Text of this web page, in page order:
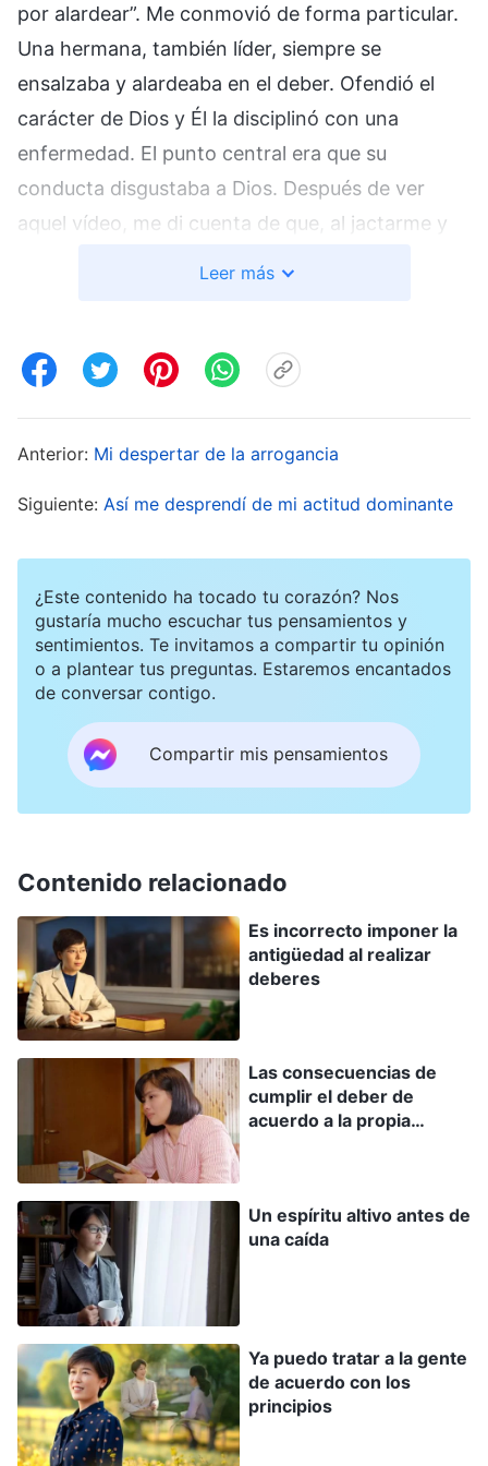
por alardear”. Me conmovió de forma particular.
Una hermana, también líder, siempre se
ensalzaba y alardeaba en el deber. Ofendió el
carácter de Dios y Él la disciplinó con una
enfermedad. El punto central era que su
conducta disgustaba a Dios. Después de ver
aquel vídeo, me di cuenta de que, al jactarme y
de que enaltecerse y alardear podía ser un
Leí entonces este pasaje de las palabras de Dios,
corrupción. Dicen las palabras de Dios: “La
humanidad corrupta es capaz de enaltecerse y
dar testimonio de sí misma, de pavonearse, de
intentar que la tengan en gran estima y la
idolatren. Así reacciona instintivamente la
gente cuando la gobierna su naturaleza
satánica, lo cual es común a toda la humanidad
corrupta. Normalmente, ¿cómo se enaltece y da
este objetivo de hacer que la tengan en gran
estima y la idolatren? Da testimonio de cuánto
trabajo ha realizado, de cuánto ha sufrido, de
cuánto se ha esforzado y el precio que ha
pagado. Emplea estas cosas como el capital
superior, más firme y más seguro en la mente
de las personas, de modo que son más las que
la estiman, admiran, respetan y hasta la
veneran, idolatran y siguen. Para lograr este
objetivo, la gente hace muchas cosas que en
apariencia dan testimonio de Dios, pero en
esencia se enaltece y da testimonio de sí
misma. ¿Es razonable actuar así? Se salen del
ámbito de la racionalidad. Esta gente no tiene
vergüenza: da testimonio descaradamente de
lo que ha hecho por Dios y de cuánto ha sufrido
Leer más
Anterior: Mi despertar de la arrogancia
Siguiente: Así me desprendí de mi actitud dominante
¿Este contenido ha tocado tu corazón? Nos
gustaría mucho escuchar tus pensamientos y
sentimientos. Te invitamos a compartir tu opinión
o a plantear tus preguntas. Estaremos encantados
de conversar contigo.
Compartir mis pensamientos
Contenido relacionado
Es incorrecto imponer la
antigüedad al realizar
deberes
Las consecuencias de
cumplir el deber de
acuerdo a la propia
Un espíritu altivo antes de
una caída
Ya puedo tratar a la gente
de acuerdo con los
principios